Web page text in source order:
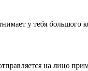
у тебя большого
на лицо